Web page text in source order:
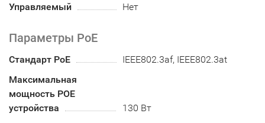
Управляемый Нет
Параметры PoE
Стандарт PoE
IEEE802.3af, IEEE802.3at
Максимальная
мощность POE
устройства
130 Вт